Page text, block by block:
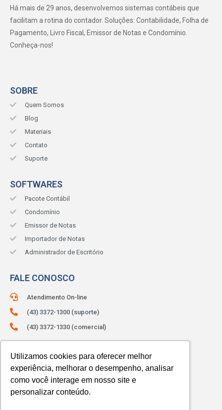
Utilizamos cookies para oferecer melhor
experiência, melhorar o desempenho, analisar
como você interage em nosso site e
personalizar conteúdo.
Há mais de 29 anos, desenvolvemos sistemas contábeis que
facilitam a rotina do contador. Soluções: Contabilidade, Folha de
Pagamento, Livro Fiscal, Emissor de Notas e Condomínio.
Conheça-nos!
SOBRE
Quem Somos
Blog
Materiais
Contato
Suporte
SOFTWARES
Pacote Contábil
Condomínio
Emissor de Notas
Importador de Notas
Administrador de Escritório
FALE CONOSCO
Atendimento On-line
(43) 3372-1300 (suporte)
(43) 3372-1330 (comercial)
Das 8h às 12h e das 13h às 18h.